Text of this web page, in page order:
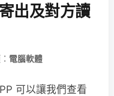
出及對方讀
電腦軟體
可以讓我們查看